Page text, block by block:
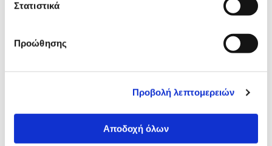
Στατιστικά
Προώθησης
Προβολή λεπτομερειών
Αποδοχή όλων
του μήνα